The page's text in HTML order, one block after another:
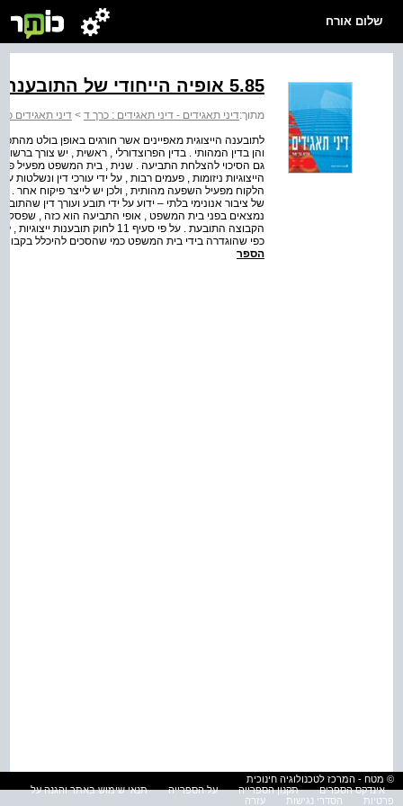
שלום אורח
5.85 אופיה הייחודי של התובענה הייצוגית
מתוך:דיני תאגידים - דיני תאגידים : כרך ד > דיני תאגידים
לתובענה הייצוגית מאפיינים אשר חורגים באופן בולט
והן בדין המהותי . בדין הפרוצדורלי , ראשית , יש צורך
גם הסיכוי להצלחת התביעה . שנית , בית המשפט מפעיל
הייצוגיות ניזומות , פעמים רבות , על ידי עורכי דין
הלקוח מפעיל השפעה מהותית , ולכן יש לייצר פיקוח אחר .
של ציבור אנונימי בלתי – ידוע על ידי תובע ועורך דין
נמצאים בפני בית המשפט , אופי התביעה הוא כזה , שפסק
הקבוצה התובעת . על פי סעיף 11
כפי שהוגדרה בידי בית המשפט כמי שהסכים להיכלל
הספר
© מטח - המרכז לטכנולוגיה חינוכית
אינדקס הספרים
תקנון הספרייה על הספרייה
תנאי שימוש באתר והגנה על
פרטיות
הסדרי נגישות עזרה